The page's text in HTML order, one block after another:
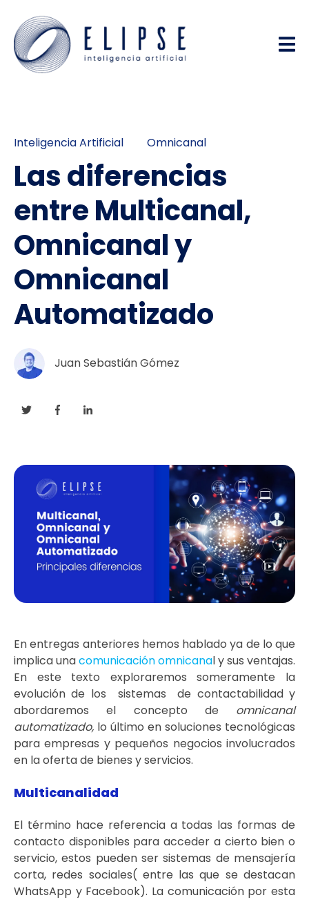
Inteligencia Artificial Omnicanal
Las diferencias
entre Multicanal,
Omnicanal y
Omnicanal
Automatizado
Juan Sebastián Gómez
En entregas anteriores hemos hablado ya de lo que
implica unacomunicación omnicanal y sus ventajas.
En este texto exploraremos someramente la
evolución de los sistemas de contactabilidad y
abordaremos el concepto de omnicanal
automatizado, lo último en soluciones tecnológicas
para empresas y pequeños negocios involucrados
en la oferta de bienes y servicios.
Multicanalidad
El término hace referencia a todas las formas de
contacto disponibles para acceder a cierto bien o
servicio, estos pueden ser sistemas de mensajería
corta, redes sociales( entre las que se destacan
WhatsApp y Facebook). La comunicación por esta